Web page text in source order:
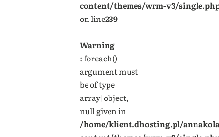
content/themes/wrm-v3/
on line239
Warning
: foreach()
argument must
be of type
array|object,
null given in
/home/klient.dhosting.pl/